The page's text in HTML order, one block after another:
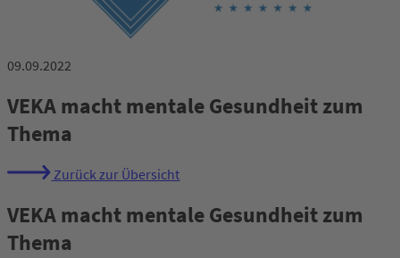
09.09.2022
VEKA macht mentale Gesundheit zum
Thema
Zurück zur Übersicht
VEKA macht mentale Gesundheit zum
Thema